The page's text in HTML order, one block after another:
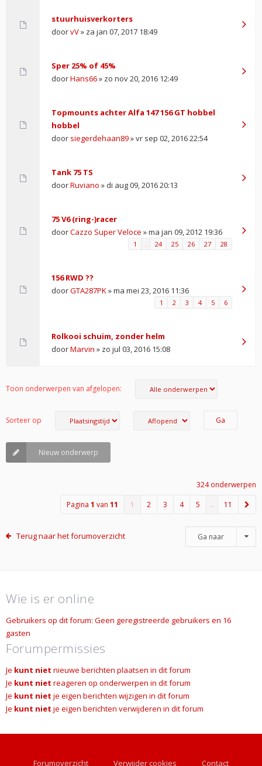
stuurhuisverkorters
doorvV» za jan 07, 2017 18:49
Sper 25% of 45%
doorHans66» zo nov 20, 2016 12:49
Topmounts achter Alfa 147 156 GT hobbel
hobbel
door siegerdehaan89» vr sep 02, 2016 22:54
Tank 75 TS
doorRuviano » di aug 09, 2016 20:13
75 V6 (ring-)racer
doorCazzo Super Veloce » ma jan 09, 2012 19:36
1 24 25 26 27 28
156 RWD ??
doorGTA287PK» ma mei 23, 2016 11:36
1 2 3 4 5 6
Rolkooi schuim, zonder helm
doorMarvin » zo jul 03, 2016 15:08
Toon onderwerpen van afgelopen:
Sorteer op
Nieuw onderwerp
324 onderwerpen
Pagina 1 van 11 1 2 3 4 5 … 11
Terug naar het forumoverzicht Ga naar
Wie is er online
Gebruikers op dit forum: Geen geregistreerde gebruikers en 16
gasten
Forumpermissies
Je kunt niet nieuwe berichten plaatsen in dit forum
Je kunt niet reageren op onderwerpen in dit forum
Je kunt niet je eigen berichten wijzigen in dit forum
Je kunt niet je eigen berichten verwijderen in dit forum
Forumoverzicht Verwijder cookies Contact